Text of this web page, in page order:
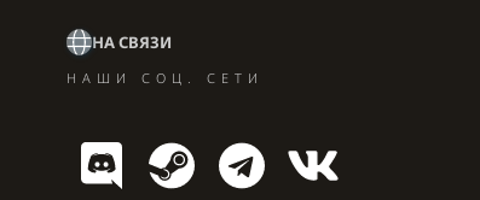
НА СВЯЗИ
НАШИ СОЦ. СЕТИ